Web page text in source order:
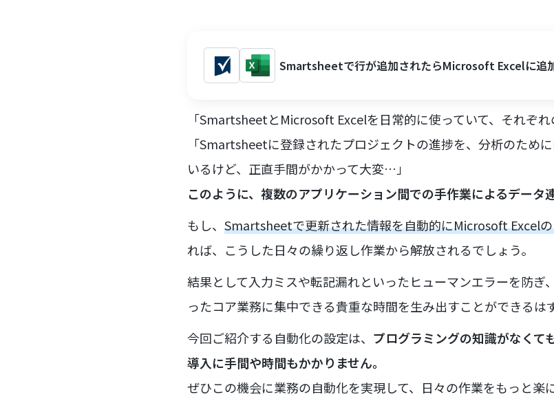
Smartsheetで行が追加されたらMicrosoft Excelに追
「SmartsheetとMicrosoft Excelを日常的に使っていて、それぞれ
「Smartsheetに登録されたプロジェクトの進捗を、分析のため
いるけど、正直手間がかかって大変…」
このように、複数のアプリケーション間での手作業によるデータ
もし、 Smartsheetで更新された情報を自動的にMicrosoft Excel
れば、こうした日々の繰り返し作業から解放されるでしょう。
結果として入力ミスや転記漏れといったヒューマンエラーを防ぎ
ったコア業務に集中できる貴重な時間を生み出すことができるは
今回ご紹介する自動化の設定は、 プログラミングの知識がなくて
導入に手間や時間もかかりません。
ぜひこの機会に業務の自動化を実現して、日々の作業をもっと楽